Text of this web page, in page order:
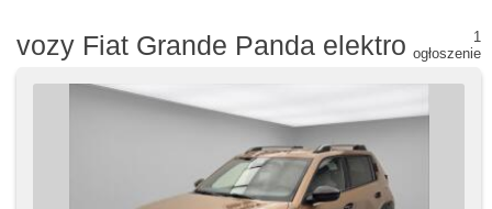
vozy Fiat Grande Panda elektro
1
ogłoszenie